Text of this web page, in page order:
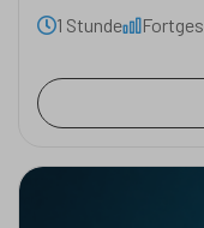
1 Stunde